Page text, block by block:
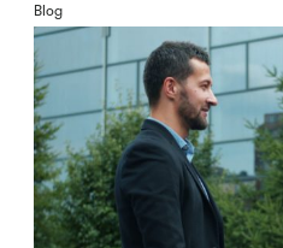
Blog